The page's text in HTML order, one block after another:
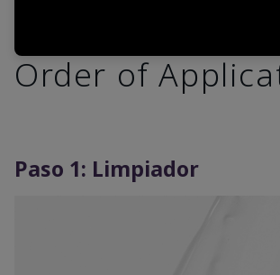
Order of
Paso 1: Limpiador